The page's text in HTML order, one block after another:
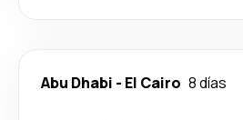
Abu Dhabi - El Cairo 8 días